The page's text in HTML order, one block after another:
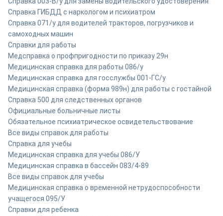
Справка ГИБДД с наркологом и психиатром
Справка 071/у для водителей тракторов, погрузчиков и
самоходных машин
Справки для работы
Медсправка о профпригодности по приказу 29н
Медицинская справка для работы 086/у
Медицинская справка для госслужбы 001-ГС/у
Медицинская справка (форма 989н) для работы с гостайной
Справка 500 для следственных органов
Официальные больничные листы
Обязательное психиатрическое освидетельствование
Все виды справок для работы
Справка для учебы
Медицинская справка для учебы 086/У
Медицинская справка в бассейн 083/4-89
Все виды справок для учебы
Медицинская справка о временной нетрудоспособности
учащегося 095/У
Справки для ребенка